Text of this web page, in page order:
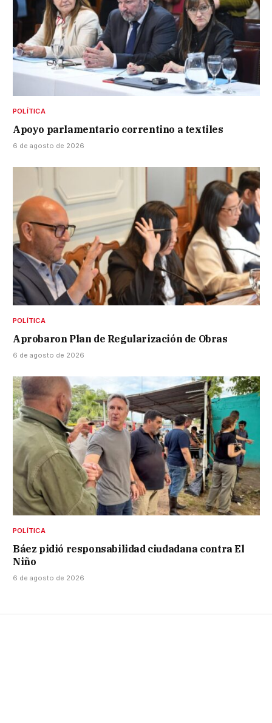
POLÍTICA
Apoyo parlamentario correntino a textiles
6 de agosto de 2026
POLÍTICA
Aprobaron Plan de Regularización de Obras
6 de agosto de 2026
POLÍTICA
Báez pidió responsabilidad ciudadana contra El
Niño
6 de agosto de 2026